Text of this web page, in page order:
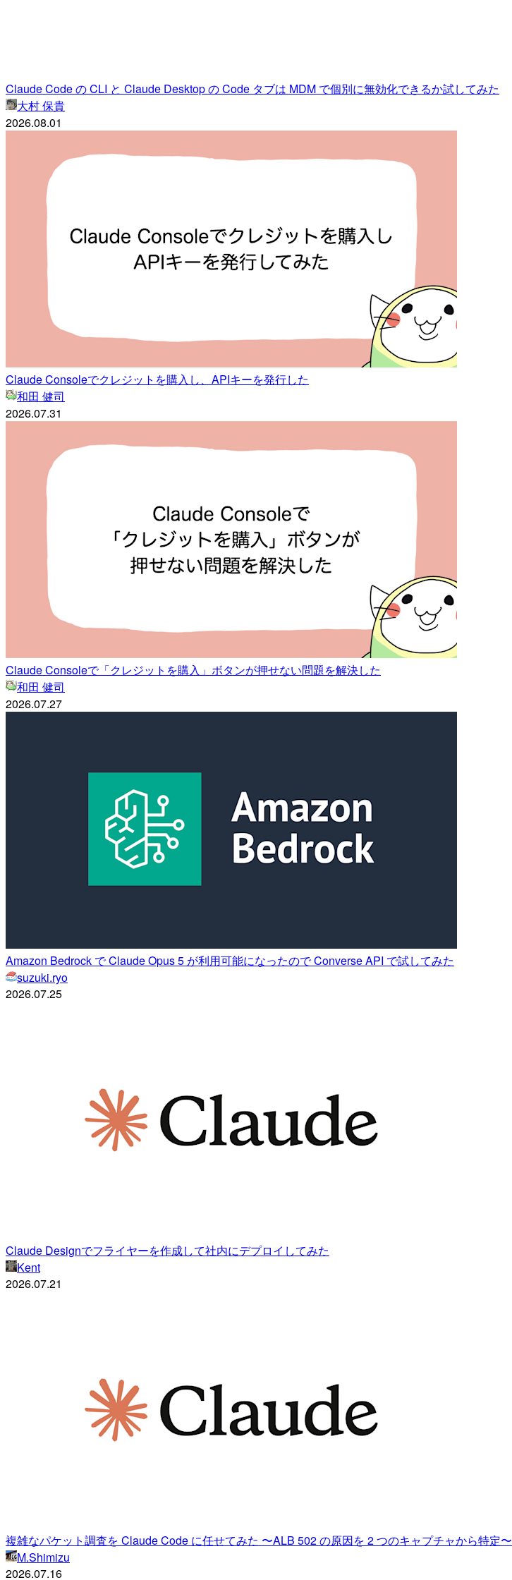
Claude Code の CLI と Claude Desktop の Code タブは MDM で個別に無効化できるか試してみた
大村 保貴
2026.08.01
Claude Consoleでクレジットを購入し、APIキーを発行した
和田 健司
2026.07.31
Claude Consoleで「クレジットを購入」ボタンが押せない問題を解決した
和田 健司
2026.07.27
Amazon Bedrock で Claude Opus 5 が利用可能になったので Converse API で試してみた
suzuki.ryo
2026.07.25
Claude Designでフライヤーを作成して社内にデプロイしてみた
Kent
2026.07.21
複雑なパケット調査を Claude Code に任せてみた 〜ALB 502 の原因を 2 つのキャプチャから特定〜
M.Shimizu
2026.07.16